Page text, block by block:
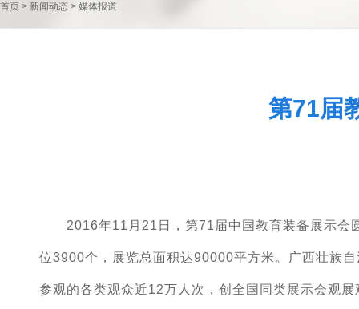
首页 > 新闻动态 > 媒体报道
第71届
2016年11月21日，第71届中国教育装备展示会
位3900个，展览总面积达90000平方米。广西壮族
参观的各类观众近12万人次，创全国同类展示会观